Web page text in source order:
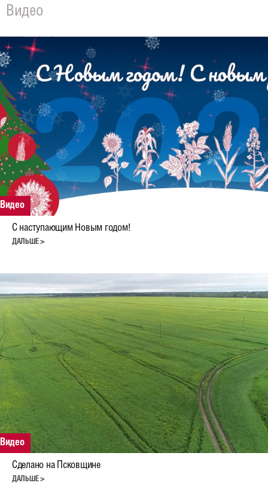
Видео
Видео
С наступающим Новым годом!
ДАЛЬШЕ >
Видео
Сделано на Псковщине
ДАЛЬШЕ >
ГСА Россия
Форма обратной связи
Региональные представители
ГСА Агро
ГСА Семена
ГСА Германия
Карта сайта
Русский
English
Deutsch